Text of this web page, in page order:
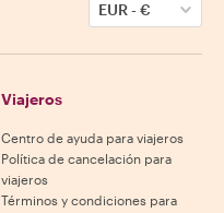
EUR-€
Viajeros
Centro de ayuda para viajeros
Política de cancelación para
viajeros
Términos y condiciones para